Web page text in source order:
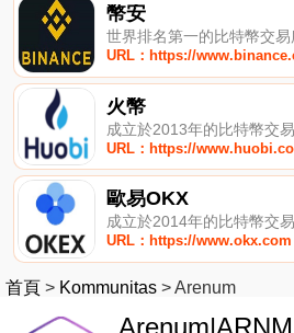
幣安
世界排名第一的比特幣交易
URL：https://
火幣
成立於2013年的比特幣交
URL：https://
歐易OKX
成立於2014年的比特幣交
URL：https://www.okx.com
首頁 > Kommunitas >Arenum